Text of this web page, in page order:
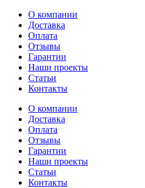
Перейти
содержимому
О компании
Доставка
Оплата
Отзывы
Гарантии
Наши проекты
Статьи
Контакты
О компании
Доставка
Оплата
Отзывы
Гарантии
Наши проекты
Статьи
Контакты